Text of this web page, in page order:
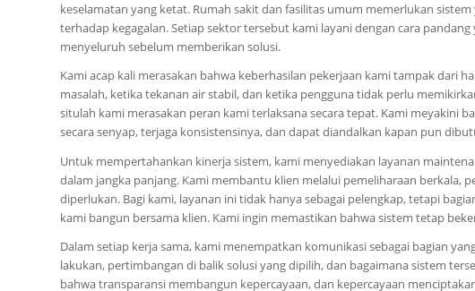
keselamatan yang ketat. Rumah sakit dan fasilitas umum memerlukan
terhadap kegagalan. Setiap sektor tersebut kami layani dengan cara
menyeluruh sebelum memberikan solusi.
Kami acap kali merasakan bahwa keberhasilan pekerjaan kami tampak dari
masalah, ketika tekanan air stabil, dan ketika pengguna tidak perlu
situlah kami merasakan peran kami terlaksana secara tepat. Kami meyakini
secara senyap, terjaga konsistensinya, dan dapat diandalkan kapan pun
Untuk mempertahankan kinerja sistem, kami menyediakan layanan
dalam jangka panjang. Kami membantu klien melalui pemeliharaan berkala,
diperlukan. Bagi kami, layanan ini tidak hanya sebagai pelengkap, tetapi
kami bangun bersama klien. Kami ingin memastikan bahwa sistem tetap
Dalam setiap kerja sama, kami menempatkan komunikasi sebagai bagian
lakukan, pertimbangan di balik solusi yang dipilih, dan bagaimana sistem
bahwa transparansi membangun kepercayaan, dan kepercayaan